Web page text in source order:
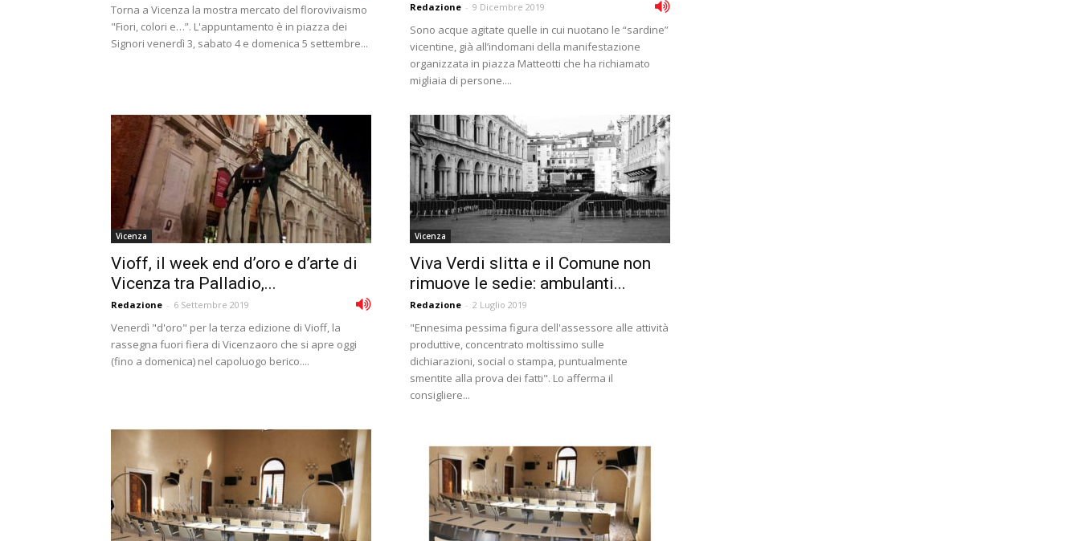
Torna a Vicenza la mostra mercato del florovivaismo
"Fiori, colori e…”. L'appuntamento è in piazza dei
Signori venerdì 3, sabato 4 e domenica 5 settembre...
Redazione - 9 Dicembre 2019
Sono acque agitate quelle in cui nuotano le “sardine”
vicentine, già all’indomani della manifestazione
organizzata in piazza Matteotti che ha richiamato
migliaia di persone....
Vicenza
Vioff, il week end d’oro e d’arte di
Vicenza tra Palladio,...
Redazione - 6 Settembre 2019
Venerdì "d'oro" per la terza edizione di Vioff, la
rassegna fuori fiera di Vicenzaoro che si apre oggi
(fino a domenica) nel capoluogo berico....
Vicenza
Viva Verdi slitta e il Comune non
rimuove le sedie: ambulanti...
Redazione - 2 Luglio 2019
"Ennesima pessima figura dell'assessore alle attività
produttive, concentrato moltissimo sulle
dichiarazioni, social o stampa, puntualmente
smentite alla prova dei fatti". Lo afferma il
consigliere...